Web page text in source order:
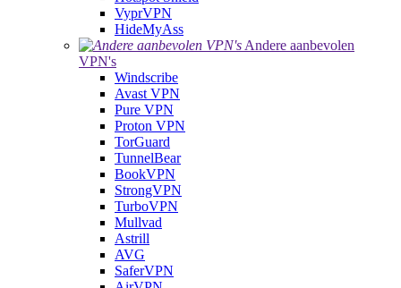
VyprVPN
HideMyAss
Andere aanbevolen
VPN's
Windscribe
Avast VPN
Pure VPN
Proton VPN
TorGuard
TunnelBear
BookVPN
StrongVPN
TurboVPN
Mullvad
Astrill
AVG
SaferVPN